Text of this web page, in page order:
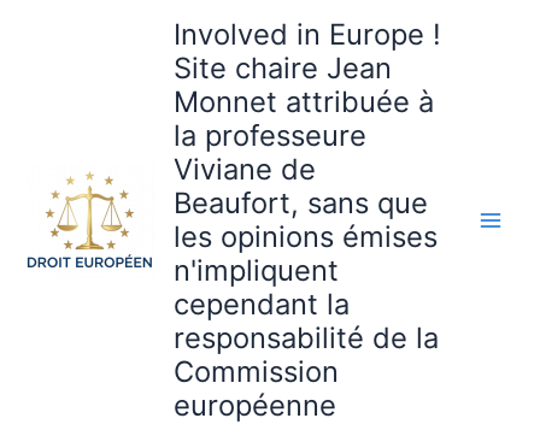
Involved in Europe !
Site chaire Jean
Monnet attribuée à
la professeure
Viviane de
Beaufort, sans que
les opinions émises
n'impliquent
cependant la
responsabilité de la
Commission
européenne